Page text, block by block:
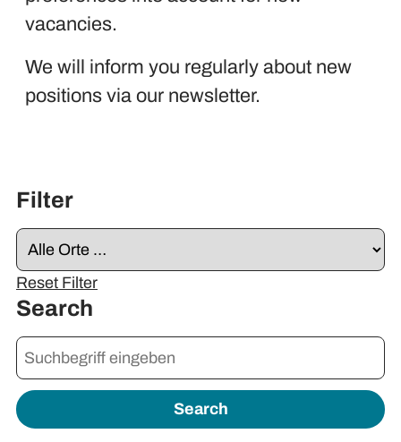
vacancies.
We will inform you regularly about new
positions via our newsletter.
Filter
Reset Filter
Search
Search